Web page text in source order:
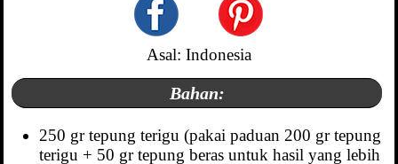
Asal: Indonesia
Bahan:
250 gr tepung terigu (pakai paduan 200 gr tepung
terigu + 50 gr tepung beras untuk hasil yang lebih